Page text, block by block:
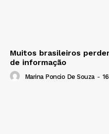
Muitos brasileiros
de informação
Marina Poncio De Souza -